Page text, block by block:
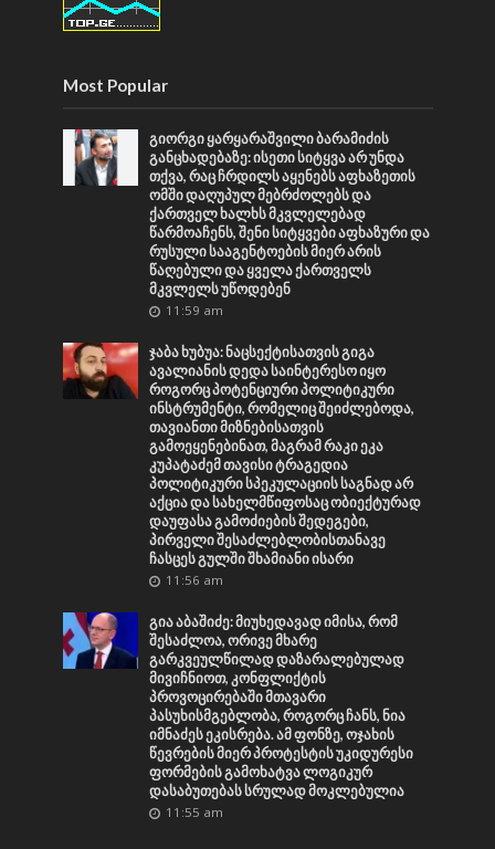
Most Popular
გიორგი ყარყარაშვილი ბარამიძის
განცხადებაზე: ისეთი სიტყვა არ უნდა
თქვა, რაც ჩრდილს აყენებს აფხაზეთის
ომში დაღუპულ მებრძოლებს და
ქართველ ხალხს მკვლელებად
წარმოაჩენს, შენი სიტყვები აფხაზური და
რუსული სააგენტოების მიერ არის
წაღებული და ყველა ქართველს
მკვლელს უწოდებენ
11:59 am
ჯაბა ხუბუა: ნაცსექტისათვის გიგა
ავალიანის დედა საინტერესო იყო
როგორც პოტენციური პოლიტიკური
ინსტრუმენტი, რომელიც შეიძლებოდა,
თავიანთი მიზნებისათვის
გამოეყენებინათ, მაგრამ რაკი ეკა
კუპატაძემ თავისი ტრაგედია
პოლიტიკური სპეკულაციის საგნად არ
აქცია და სახელმწიფოსაც ობიექტურად
დაუფასა გამოძიების შედეგები,
პირველი შესაძლებლობისთანავე
ჩასცეს გულში შხამიანი ისარი
11:56 am
გია აბაშიძე: მიუხედავად იმისა, რომ
შესაძლოა, ორივე მხარე
გარკვეულწილად დაზარალებულად
მივიჩნიოთ, კონფლიქტის
პროვოცირებაში მთავარი
პასუხისმგებლობა, როგორც ჩანს, ნია
იმნაძეს ეკისრება. ამ ფონზე, ოჯახის
წევრების მიერ პროტესტის უკიდურესი
ფორმების გამოხატვა ლოგიკურ
დასაბუთებას სრულად მოკლებულია
11:55 am